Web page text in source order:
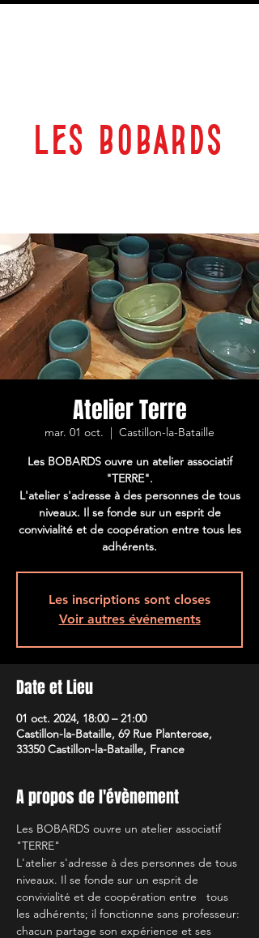
LES BOBARDS
Atelier Terre
mar. 01 oct.
  |
Castillon-la-Bataille
Les BOBARDS ouvre un atelier associatif
"TERRE".
L'atelier s'adresse à des personnes de tous
niveaux. Il se fonde sur un esprit de
convivialité et de coopération entre tous les
adhérents.
Les inscriptions sont closes
Voir autres événements
Date et Lieu
01 oct. 2024, 18:00 – 21:00
Castillon-la-Bataille, 69 Rue Planterose,
33350 Castillon-la-Bataille, France
A propos de l'évènement
Les BOBARDS ouvre un atelier associatif
"TERRE"
L'atelier s'adresse à des personnes de tous
niveaux. Il se fonde sur un esprit de
convivialité et de coopération entre   tous
les adhérents; il fonctionne sans professeur:
chacun partage son expérience et ses